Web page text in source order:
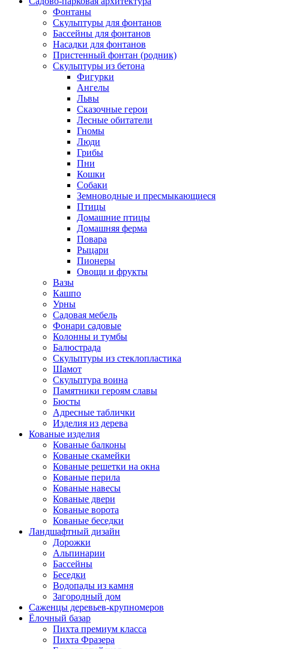
Фонтаны
Скульптуры для фонтанов
Бассейны для фонтанов
Насадки для фонтанов
Пристенный фонтан (родник)
Скульптуры из бетона
Фигурки
Ангелы
Львы
Сказочные герои
Лесные обитатели
Гномы
Люди
Грибы
Пни
Кошки
Собаки
Земноводные и пресмыкающиеся
Птицы
Домашние птицы
Домашняя ферма
Повара
Рыцари
Пионеры
Овощи и фрукты
Вазы
Кашпо
Урны
Садовая мебель
Фонари садовые
Колонны и тумбы
Балюстрада
Скульптуры из стеклопластика
Шамот
Скульптура воина
Памятники героям славы
Бюсты
Адресные таблички
Изделия из дерева
Кованые изделия
Кованые балконы
Кованые скамейки
Кованые решетки на окна
Кованые перила
Кованые навесы
Кованые двери
Кованые ворота
Кованые беседки
Ландшафтный дизайн
Дорожки
Альпинарии
Бассейны
Беседки
Водопады из камня
Загородный дом
Саженцы деревьев-крупномеров
Ёлочный базар
Пихта премиум класса
Пихта Фразера